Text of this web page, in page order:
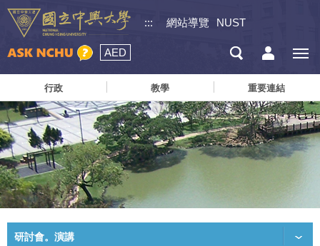
::: 網站導覽 NUST
AED
行政 教學 重要連結
研討會。演講